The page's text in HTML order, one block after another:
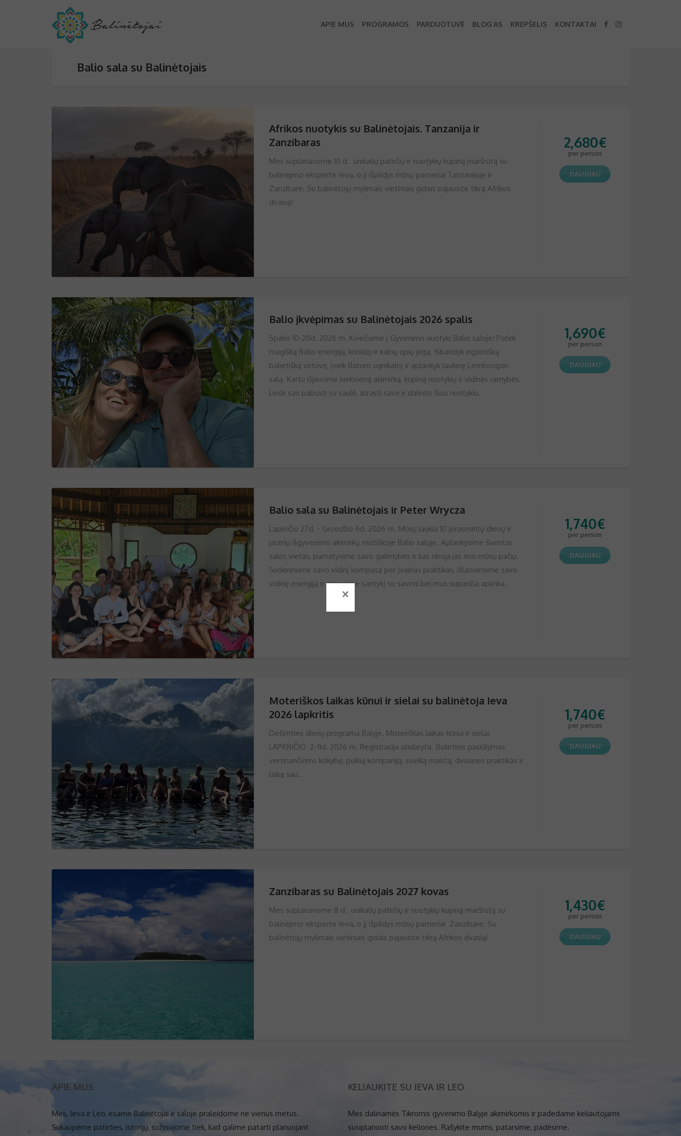
APIE MUS PROGRAMOS PARDUOTUVĖ BLOG’AS KREPŠELIS KONTAKTAI
Balio sala su Balinėtojais
Afrikos nuotykis su Balinėtojais. Tanzanija ir
Zanzibaras
Mes suplanavome 10 d. unikalių patirčių ir nuotykių kupiną maršrutą su
balinėjimo eksperte Ieva, o jį išpildys mūsų parneriai Tanzanijoje ir
Zanzibare. Su balinėtojų mylimais vietiniais gidais pajausite tikrą Afrikos
dvasią!
2,680€
per person
DAUGIAU
Balio įkvėpimas su Balinėtojais 2026 spalis
Spalio 10-20d. 2026 m. Kviečiame į Gyvenimo nuotykį Balio saloje! Patirk
magišką Balio energiją, krioklių ir kalnų upių jėgą. Išbandyk egzotišką
balietišką virtuvę, įveik Baturo ugnikalnį ir aplankyk laukinę Lembongan
salą. Kartu išjausime kiekvieną akimirką, kupiną nuotykių ir vidinės ramybės.
Leisk sau pabusti su saulė, atrasti save ir dalintis šiuo nuotykiu.
1,690€
per person
DAUGIAU
Balio sala su Balinėtojais ir Peter Wrycza
Lapkričio 27d. - Gruodžio 6d. 2026 m. Mūsų laukia 10 įprasmintų dienų ir
jautrių išgyvenimo akimirkų mistiškoje Balio saloje. Aplankysime šventas
salos vietas, pamatysime savo galimybes ir kas riboja jas nuo mūsų pačių.
Suderinsime savo vidinį kompasą per įvairias praktikas, išlaisvinsime savo
vidinę energiją ir atkursime santykį su savimi bei mus supančia aplinka.
1,740€
per person
DAUGIAU
Moteriškos laikas kūnui ir sielai su balinėtoja Ieva
2026 lapkritis
Dešimties dienų programa Balyje. Moteriškas laikas kūnui ir sielai.
LAPKRIČIO 2-11d. 2026 m. Registracija atidaryta. Išskirtinis pasiūlymas
vertinančioms kokybę, puikią kompaniją, sveiką maistą, dvasines praktikas ir
laiką sau..
1,740€
per person
DAUGIAU
Zanzibaras su Balinėtojais 2027 kovas
Mes suplanavome 8 d. unikalių patirčių ir nuotykių kupiną maršrutą su
balinėjimo eksperte Ieva, o jį išpildys mūsų parneriai Zanzibare. Su
balinėtojų mylimais vietiniais gidais pajausite tikrą Afrikos dvasią!
1,430€
per person
DAUGIAU
APIE MUS
Mes, Ieva ir Leo, esame Balinėtojai ir saloje praleidome ne vienus metus.
Sukaupėme patirties, istorijų, sužinojome tiek, kad galime patarti planuojant
KELIAUKITE SU IEVA IR LEO
Mes dalinamės Tikromis gyvenimo Balyje akimirkomis ir padedame keliautojams
susiplanuoti savo keliones. Rašykite mums, patarsime, padėsime.
×